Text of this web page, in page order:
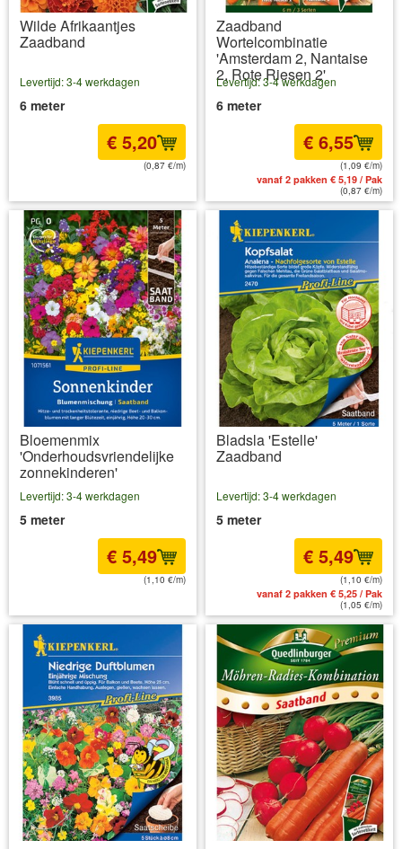
Wilde Afrikaantjes
Zaadband
Levertijd: 3-4 werkdagen
6 meter
€ 5,20
(0,87 €/m)
Zaadband
Wortelcombinatie
'Amsterdam 2, Nantaise
2, Rote Riesen 2'
Levertijd: 3-4 werkdagen
6 meter
€ 6,55
(1,09 €/m)
vanaf 2 pakken € 5,19 / Pak
(0,87 €/m)
Bloemenmix
'Onderhoudsvriendelijke
zonnekinderen'
Levertijd: 3-4 werkdagen
5 meter
€ 5,49
(1,10 €/m)
Bladsla 'Estelle'
Zaadband
Levertijd: 3-4 werkdagen
5 meter
€ 5,49
(1,10 €/m)
vanaf 2 pakken € 5,25 / Pak
(1,05 €/m)